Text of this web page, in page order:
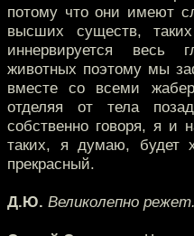
потому что они имеют
высших существ,
иннервируется весь
животных поэтому мы
вместе со всеми
отделяя от тела
собственно говоря, я и
таких, я думаю, будет
прекрасный.
Д.Ю. Великолепно режет.